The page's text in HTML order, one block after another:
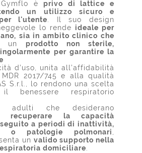
è privo di lattice e
un utilizzo sicuro e
l'utente . Il suo design
lo rende ideale per
sia in ambito clinico che
un prodotto non sterile,
per garantire la
d’uso, unita all’affidabilità
2017/745 e alla qualità
S.r.l., lo rendono una scelta
benessere respiratorio
adulti che desiderano
recuperare la capacità
a periodi di inattività,
o patologie polmonari
un valido supporto nella
domiciliare